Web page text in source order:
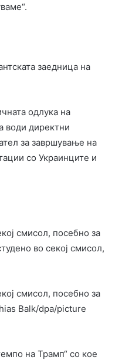
заедница на
одлука на
води директни
за завршување на
со Украинците и
смисол, посебно за
во секој смисол,
смисол, посебно за
Balk/dpa/picture
на Трамп“ со кое